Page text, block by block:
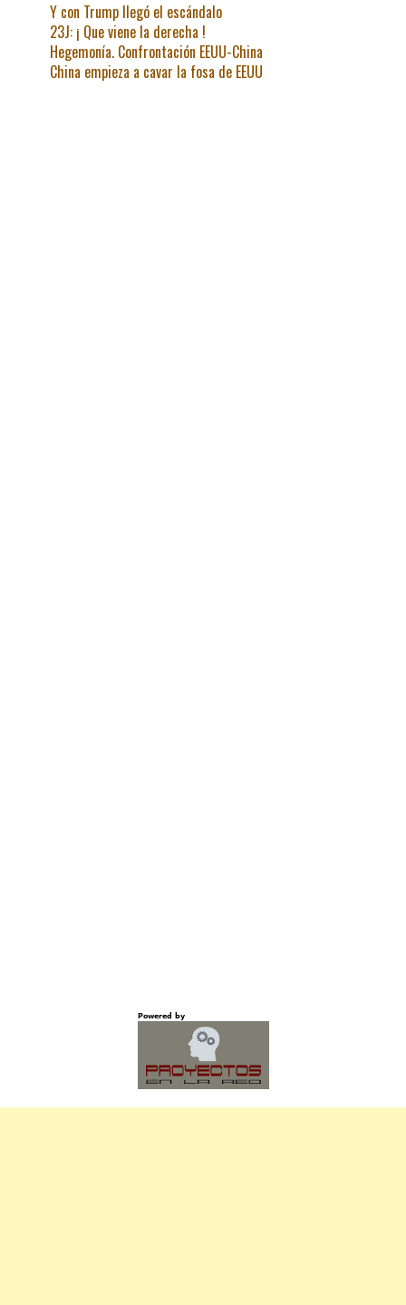
Y con Trump llegó el escándalo
23J: ¡ Que viene la derecha !
Hegemonía. Confrontación EEUU-China
China empieza a cavar la fosa de EEUU